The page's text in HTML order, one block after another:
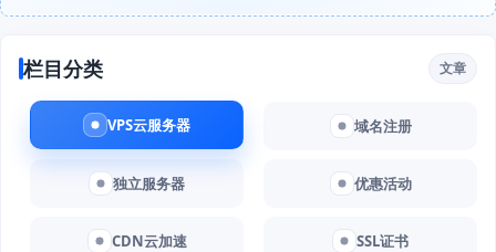
栏目分类 文章
VPS云服务器 域名注册
独立服务器 优惠活动
CDN云加速 SSL证书